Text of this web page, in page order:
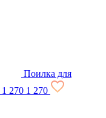
Поилка для
1 270 1 270